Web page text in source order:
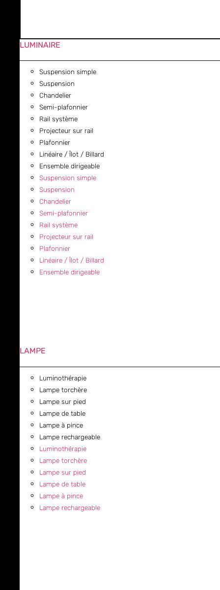
LUMINAIRE
Suspension simple
Suspension
Chandelier
Semi-plafonnier
Rail système
Projecteur sur rail
Plafonnier
Linéaire / Îlot / Billard
Ensemble dirigeable
Suspension simple
Suspension
Chandelier
Semi-plafonnier
Rail système
Projecteur sur rail
Plafonnier
Linéaire / Îlot / Billard
Ensemble dirigeable
LAMPE
Luminothérapie
Lampe torchère
Lampe sur pied
Lampe de table
Lampe à pince
Lampe rechargeable
Luminothérapie
Lampe torchère
Lampe sur pied
Lampe de table
Lampe à pince
Lampe rechargeable